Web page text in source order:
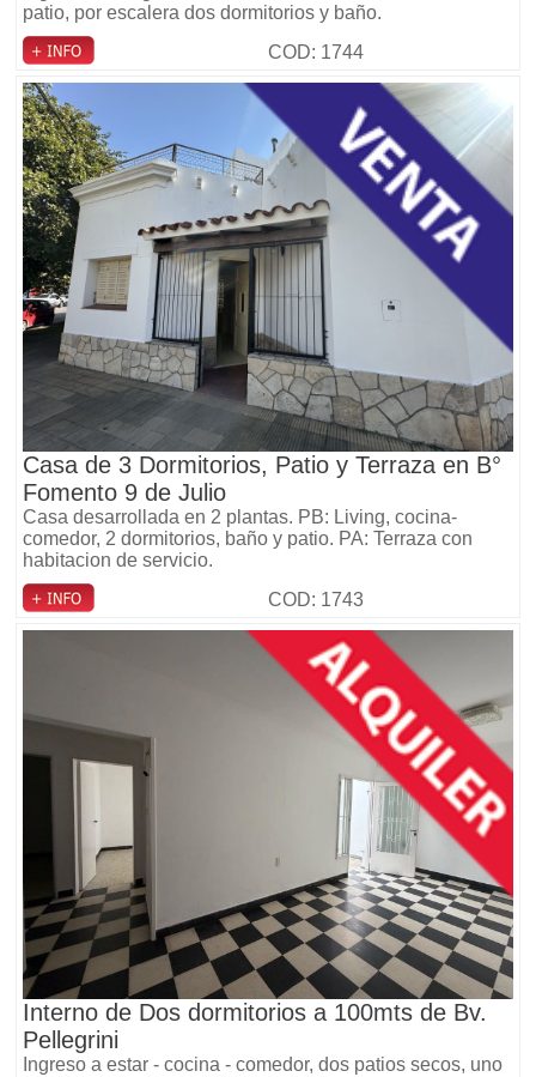
patio, por escalera dos dormitorios y baño.
COD: 1744
Casa de 3 Dormitorios, Patio y Terraza en B°
Fomento 9 de Julio
Casa desarrollada en 2 plantas. PB: Living, cocina-
comedor, 2 dormitorios, baño y patio. PA: Terraza con
habitacion de servicio.
COD: 1743
Interno de Dos dormitorios a 100mts de Bv.
Pellegrini
Ingreso a estar - cocina - comedor, dos patios secos, uno